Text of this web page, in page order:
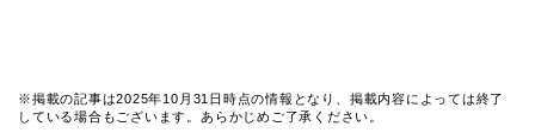
※掲載の記事は2025年10月31日時点の情報となり、掲載内容によっては終了
している場合もございます。あらかじめご了承ください。